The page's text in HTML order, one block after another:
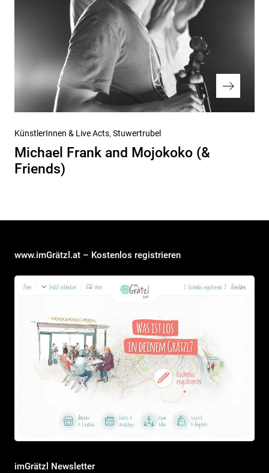
Nächster
Beitrag
KünstlerInnen & Live Acts Stuwertrubel
Michael Frank and Mojokoko (&
Friends)
www.imGrätzl.at – Kostenlos registrieren
imGrätzl Newsletter